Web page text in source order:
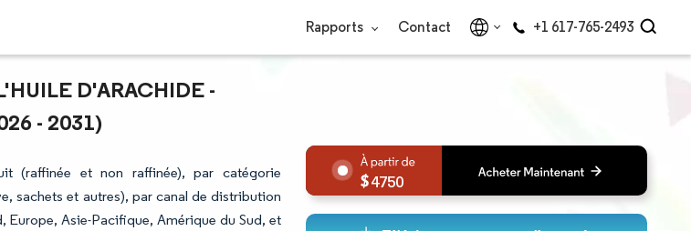
Rapports Contact +1 617-765-2493
D'ARACHIDE -
- 2031)
(raffinée et non raffinée), par catégorie
sachets et autres), par canal de distribution
Asie-Pacifique, Amérique du Sud, et
4750